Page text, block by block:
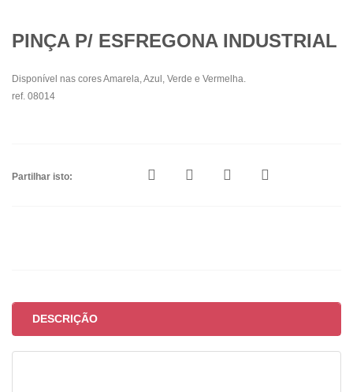
PINÇA P/ ESFREGONA INDUSTRIAL
Disponível nas cores Amarela, Azul, Verde e Vermelha.
ref. 08014
Partilhar isto:
DESCRIÇÃO